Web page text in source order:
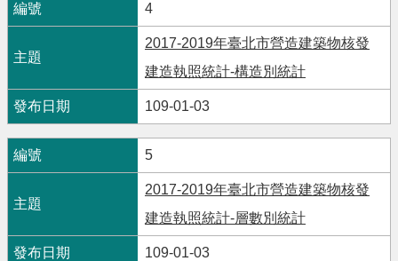
4
2017-2019年臺北市營造建築物核發
建造執照統計-構造別統計
109-01-03
5
2017-2019年臺北市營造建築物核發
建造執照統計-層數別統計
109-01-03